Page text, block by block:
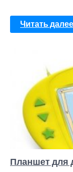
Читать
Планшет для